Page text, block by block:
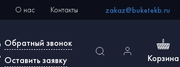
О нас Контакты zakaz@buketekb.ru
Обратный звонок
Оставить заявку
Корзина